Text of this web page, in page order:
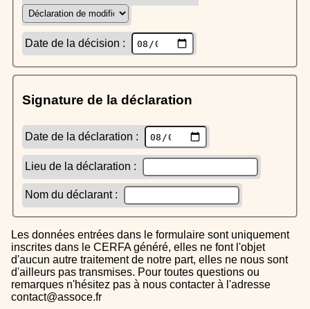
Date de la décision :
Signature de la déclaration
Date de la déclaration :
Lieu de la déclaration :
Nom du déclarant :
Les données entrées dans le formulaire sont uniquement
inscrites dans le CERFA généré, elles ne font l'objet
d'aucun autre traitement de notre part, elles ne nous sont
d'ailleurs pas transmises. Pour toutes questions ou
remarques n'hésitez pas à nous contacter à l'adresse
contact@assoce.fr